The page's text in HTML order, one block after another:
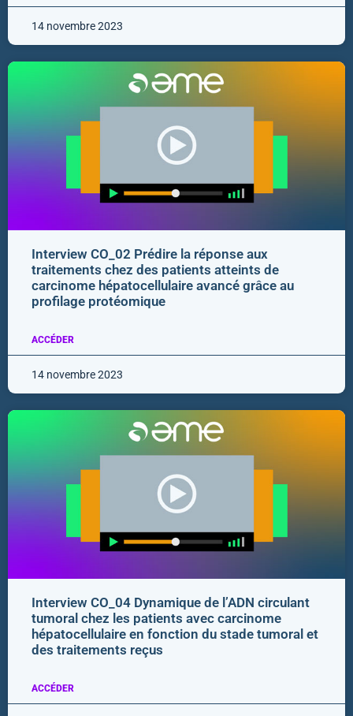
14 novembre 2023
Interview CO_02 Prédire la réponse aux
traitements chez des patients atteints de
carcinome hépatocellulaire avancé grâce au
profilage protéomique
ACCÉDER
14 novembre 2023
Interview CO_04 Dynamique de l’ADN circulant
tumoral chez les patients avec carcinome
hépatocellulaire en fonction du stade tumoral et
des traitements reçus
ACCÉDER